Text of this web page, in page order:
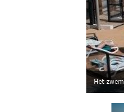
Het